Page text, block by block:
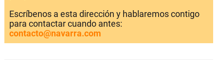
Escríbenos a esta dirección y hablaremos contigo
para contactar cuando antes:
contacto@navarra.com